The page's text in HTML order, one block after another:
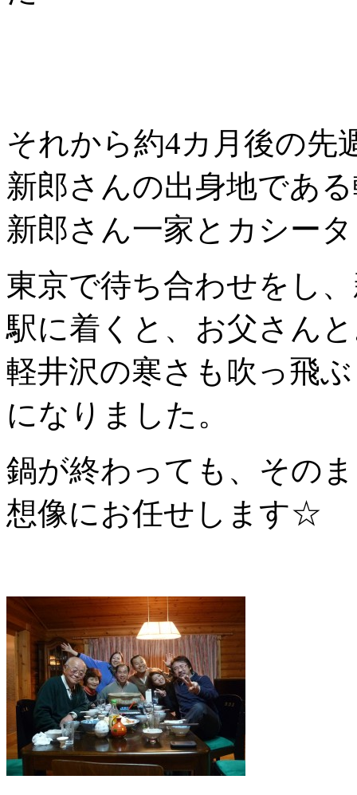
それから約4カ月後の
新郎さんの出身地であ
新郎さん一家とカシー
東京で待ち合わせをし
駅に着くと、お父さん
軽井沢の寒さも吹っ飛
になりました。
鍋が終わっても、その
想像にお任せします☆